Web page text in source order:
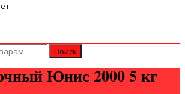
Юнис 2000 5 кг